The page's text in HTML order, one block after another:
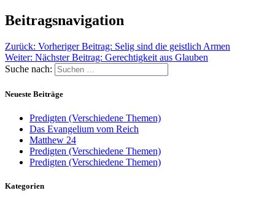
Beitragsnavigation
Zurück: Vorheriger Beitrag: Selig sind die geistlich Armen
Weiter: Nächster Beitrag: Gerechtigkeit aus Glauben
Suche nach:
Neueste Beiträge
Predigten (Verschiedene Themen)
Das Evangelium vom Reich
Matthew 24
Predigten (Verschiedene Themen)
Predigten (Verschiedene Themen)
Kategorien